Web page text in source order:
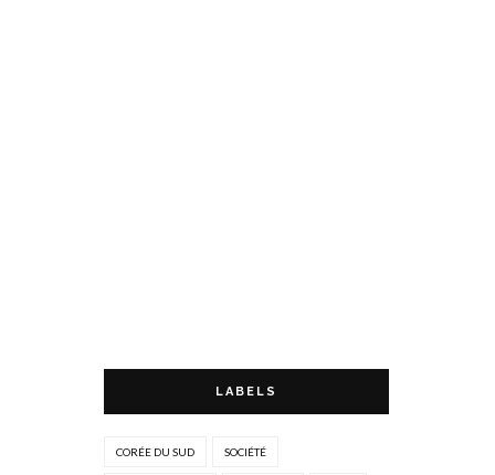
LABELS
CORÉE DU SUD SOCIÉTÉ